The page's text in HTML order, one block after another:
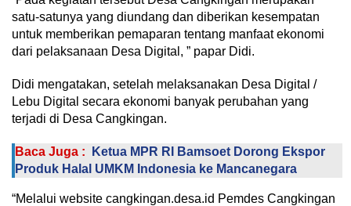
satu-satunya yang diundang dan diberikan kesempatan
untuk memberikan pemaparan tentang manfaat ekonomi
dari pelaksanaan Desa Digital, ” papar Didi.
Didi mengatakan, setelah melaksanakan Desa Digital /
Lebu Digital secara ekonomi banyak perubahan yang
terjadi di Desa Cangkingan.
Baca Juga :
Ketua MPR RI Bamsoet Dorong Ekspor
Produk Halal UMKM Indonesia ke Mancanegara
“Melalui website cangkingan.desa.id Pemdes Cangkingan